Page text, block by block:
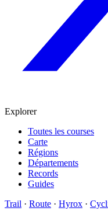
Explorer
Toutes les courses
Carte
Régions
Départements
Records
Guides
Trail · Route · Hyrox ·